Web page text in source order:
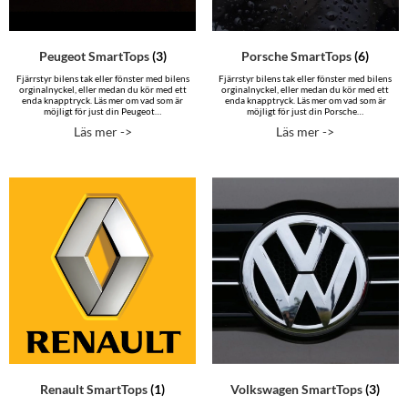
Peugeot SmartTops(3)
Fjärrstyr bilens tak eller fönster med bilens
orginalnyckel, eller medan du kör med ett
enda knapptryck. Läs mer om vad som är
möjligt för just din Peugeot…
Läs mer ->
Porsche SmartTops(6)
Fjärrstyr bilens tak eller fönster med bilens
orginalnyckel, eller medan du kör med ett
enda knapptryck. Läs mer om vad som är
möjligt för just din Porsche…
Läs mer ->
Renault SmartTops(1) Volkswagen SmartTops(3)